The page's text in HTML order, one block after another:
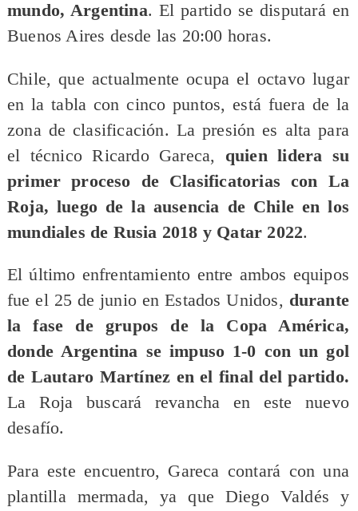
mundo, Argentina. El partido se disputará en
Buenos Aires desde las 20:00 horas.
Chile, que actualmente ocupa el octavo lugar
en la tabla con cinco puntos, está fuera de la
zona de clasificación. La presión es alta para
el técnico Ricardo Gareca, quien lidera su
primer proceso de Clasificatorias con La
Roja, luego de la ausencia de Chile en los
mundiales de Rusia 2018 y Qatar 2022.
El último enfrentamiento entre ambos equipos
fue el 25 de junio en Estados Unidos, durante
la fase de grupos de la Copa América,
donde Argentina se impuso 1-0 con un gol
de Lautaro Martínez en el final del partido.
La Roja buscará revancha en este nuevo
desafío.
Para este encuentro, Gareca contará con una
plantilla mermada, ya que Diego Valdés y